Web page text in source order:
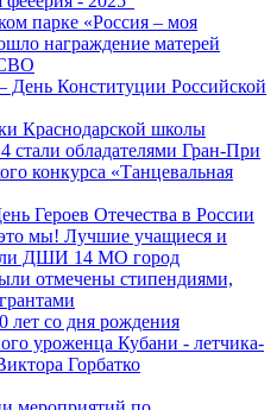
парке «Россия – моя
награждение матерей
День Конституции Российской
Краснодарской школы
стали обладателями Гран-При
конкурса «Танцевальная
Героев Отечества в России
мы! Лучшие учащиеся и
ДШИ 14 МО город
отмечены стипендиями,
лет со дня рождения
уроженца Кубани - летчика-
Горбатко